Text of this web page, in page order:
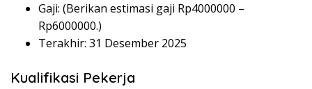
Gaji: (Berikan estimasi gaji Rp4000000 –
Rp6000000.)
Terakhir: 31 Desember 2025
Kualifikasi Pekerja